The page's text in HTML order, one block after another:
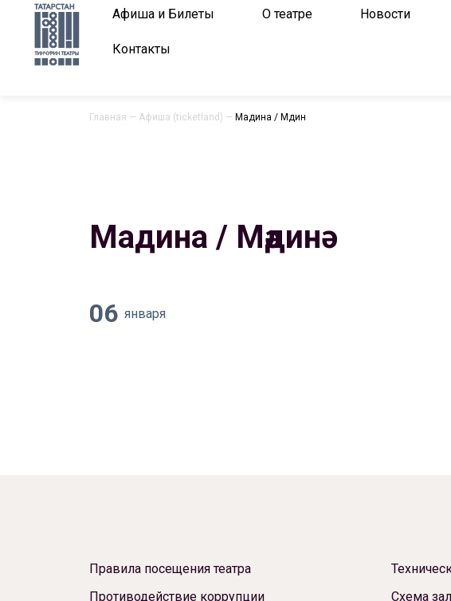
Афиша и Билеты О театре Новости
Контакты
Главная — Афиша (ticketland) — Мадина / Мәдинә
Мадина / Мәдинә
06 января
Правила посещения театра
Противодействие коррупции
Схема